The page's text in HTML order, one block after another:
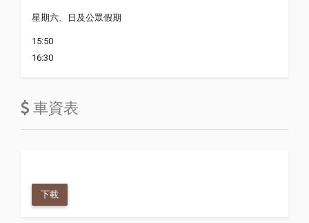
星期六、日及公眾假期
15:50
16:30
車資表
下載